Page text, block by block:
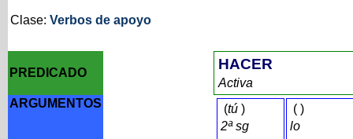
Clase: Verbos de apoyo
PREDICADO
HACER
Activa
ARGUMENTOS
(tú)
2ª sg
()
lo